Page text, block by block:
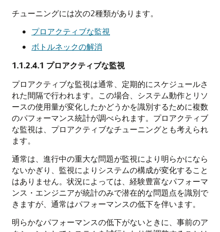
チューニングには次の2種類があります。
プロアクティブな監視
ボトルネックの解消
1.1.2.4.1 プロアクティブな監視
プロアクティブな監視は通常、定期的にスケジュールさ
れた間隔で行われます。この場合、システム動作とリソ
ースの使用量が変化したかどうかを識別するために複数
のパフォーマンス統計が調べられます。プロアクティブ
な監視は、プロアクティブなチューニングとも考えられ
ます。
通常は、進行中の重大な問題が監視により明らかになら
ないかぎり、監視によりシステムの構成が変化すること
はありません。状況によっては、経験豊富なパフォーマ
ンス・エンジニアが統計のみで潜在的な問題点を識別で
きますが、通常はパフォーマンスの低下を伴います。
明らかなパフォーマンスの低下がないときに、事前のア